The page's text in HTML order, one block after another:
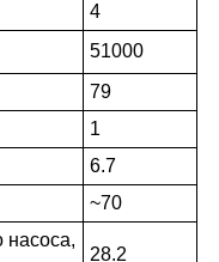
4
51000
79
1
6.7
~70
насоса,
28.2